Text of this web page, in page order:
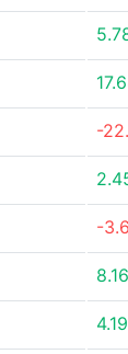
-
-